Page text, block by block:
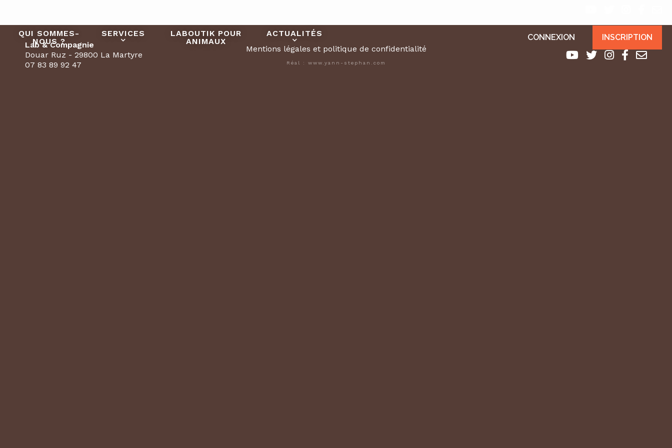
QUI SOMMES-
NOUS ?
SERVICES
LABOUTIK POUR
ANIMAUX
ACTUALITÉS CONNEXION INSCRIPTION
Lab & Compagnie
Douar Ruz - 29800 La Martyre
07 83 89 92 47
Mentions légales et politique de confidentialité
Réal : www.yann-stephan.com